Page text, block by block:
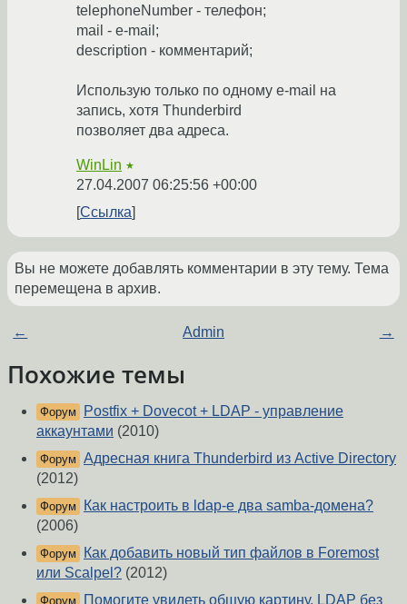
telephoneNumber - телефон;
mail - e-mail;
description - комментарий;
Использую только по одному e-mail на
запись, хотя Thunderbird
позволяет два адреса.
WinLin ★
27.04.2007 06:25:56 +00:00
Ссылка
Вы не можете добавлять комментарии в эту тему. Тема
перемещена в архив.
← Admin →
Похожие темы
Форум
Postfix + Dovecot + LDAP - управление
аккаунтами (2010)
Форум Адресная книга Thunderbird из Active Directory
(2012)
Форум
Как настроить в ldap-e два samba-домена?
(2006)
Форум
Как добавить новый тип файлов в Foremost
или Scalpel? (2012)
Форум Помогите увидеть общую картину. LDAP без